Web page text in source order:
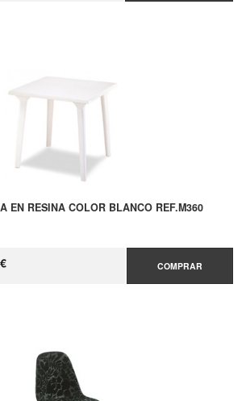
EN RESINA COLOR BLANCO REF.M360
COMPRAR